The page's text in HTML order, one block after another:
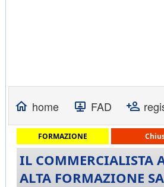
home FAD
FORMAZIONE
IL COMMERCIALISTA
ALTA FORMAZIONE